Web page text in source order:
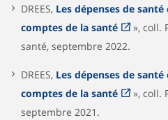
DREES, Les dépenses de
comptes de la santé
», coll.
santé, septembre 2022.
DREES, Les dépenses de
comptes de la santé
», coll.
septembre 2021.